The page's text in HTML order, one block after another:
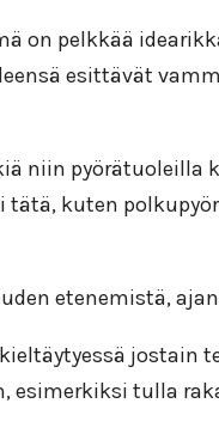
on pelkkää
esittävät
niin pyörätuoleilla
kuten
etenemistä,
jostain
esimerkiksi tulla